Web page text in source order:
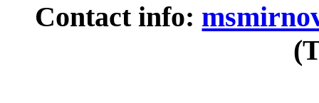
Contact info: